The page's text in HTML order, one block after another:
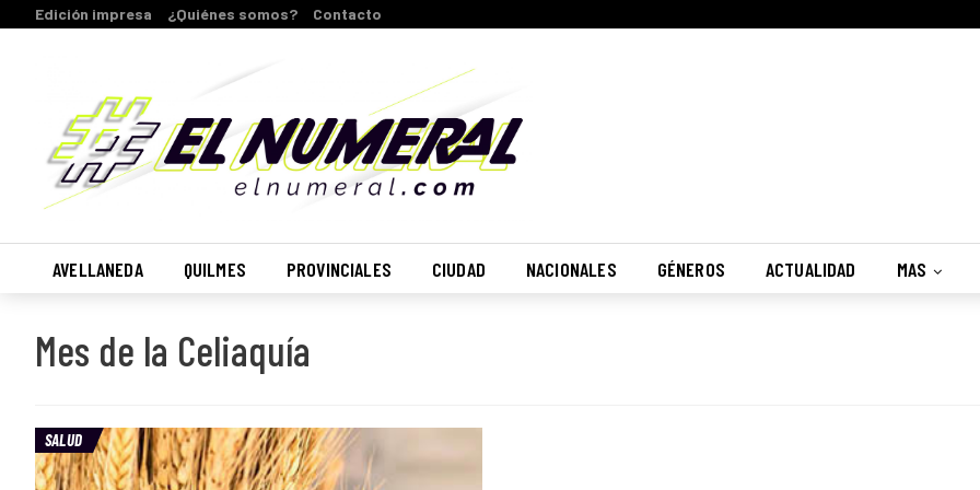
Edición impresa ¿Quiénes somos? Contacto
AVELLANEDA QUILMES PROVINCIALES CIUDAD NACIONALES GÉNEROS ACTUALIDAD MAS
Mes de la Celiaquía
SALUD